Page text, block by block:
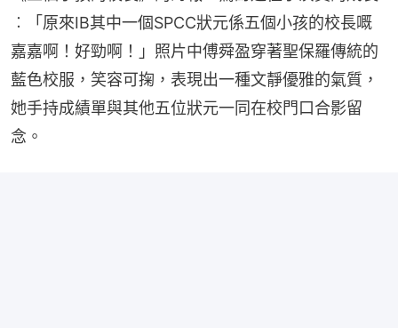
︰「原來IB其中一個SPCC狀元係五個小孩的校長嘅
嘉嘉啊！好勁啊！」照片中傅舜盈穿著聖保羅傳統的
藍色校服，笑容可掬，表現出一種文靜優雅的氣質，
她手持成績單與其他五位狀元一同在校門口合影留
念。